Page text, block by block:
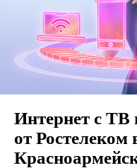
Подключить
Интернет с ТВ
от Ростелеком